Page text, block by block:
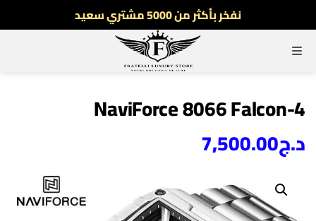
نفخر بأكثر من 5000 مشتري سعيد
أطلب الآن والدفع فقط عند استلام المنتج
توصيل سريع لجميع الولايات
القائمة
NaviForce 8066 Falcon-4
د.ج7,500.00